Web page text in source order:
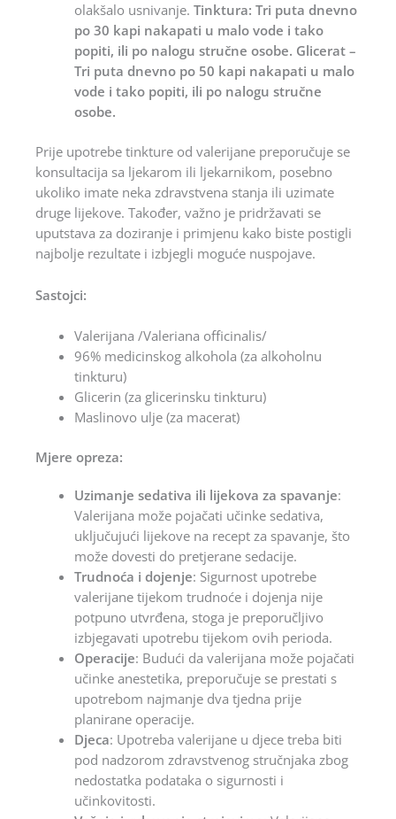
olakšalo usnivanje. Tinktura: Tri puta dnevno
po 30 kapi nakapati u malo vode i tako
popiti, ili po nalogu stručne osobe. Glicerat –
Tri puta dnevno po 50 kapi nakapati u malo
vode i tako popiti, ili po nalogu stručne
osobe.
Prije upotrebe tinkture od valerijane preporučuje se
konsultacija sa ljekarom ili ljekarnikom, posebno
ukoliko imate neka zdravstvena stanja ili uzimate
druge lijekove. Također, važno je pridržavati se
uputstava za doziranje i primjenu kako biste postigli
najbolje rezultate i izbjegli moguće nuspojave.
Sastojci:
Valerijana /Valeriana officinalis/
96% medicinskog alkohola (za alkoholnu
tinkturu)
Glicerin (za glicerinsku tinkturu)
Maslinovo ulje (za macerat)
Mjere opreza:
Uzimanje sedativa ili lijekova za spavanje:
Valerijana može pojačati učinke sedativa,
uključujući lijekove na recept za spavanje, što
može dovesti do pretjerane sedacije.
Trudnoća i dojenje: Sigurnost upotrebe
valerijane tijekom trudnoće i dojenja nije
potpuno utvrđena, stoga je preporučljivo
izbjegavati upotrebu tijekom ovih perioda.
Operacije: Budući da valerijana može pojačati
učinke anestetika, preporučuje se prestati s
upotrebom najmanje dva tjedna prije
planirane operacije.
Djeca: Upotreba valerijane u djece treba biti
pod nadzorom zdravstvenog stručnjaka zbog
nedostatka podataka o sigurnosti i
učinkovitosti.